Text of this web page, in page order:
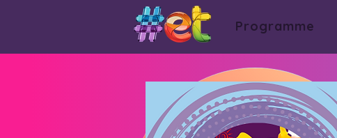
Programme